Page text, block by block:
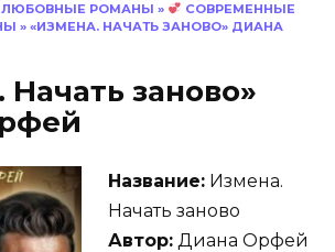
ЛЮБОВНЫЕ РОМАНЫ »
СОВРЕМЕННЫЕ
» «ИЗМЕНА. НАЧАТЬ ЗАНОВО» ДИАНА
Начать заново»
Название: Измена.
Начать заново
Автор: Диана Орфей